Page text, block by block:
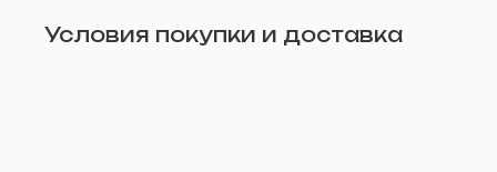
Условия покупки и доставка